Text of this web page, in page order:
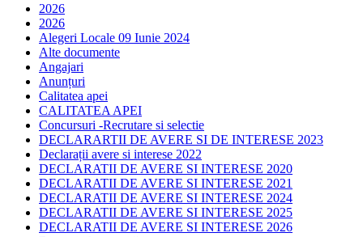
2026
2026
Alegeri Locale 09 Iunie 2024
Alte documente
Angajari
Anunțuri
Calitatea apei
CALITATEA APEI
Concursuri -Recrutare si selectie
DECLARARTII DE AVERE SI DE INTERESE 2023
Declarații avere si interese 2022
DECLARATII DE AVERE SI INTERESE 2020
DECLARATII DE AVERE SI INTERESE 2021
DECLARATII DE AVERE SI INTERESE 2024
DECLARATII DE AVERE SI INTERESE 2025
DECLARATII DE AVERE SI INTERESE 2026